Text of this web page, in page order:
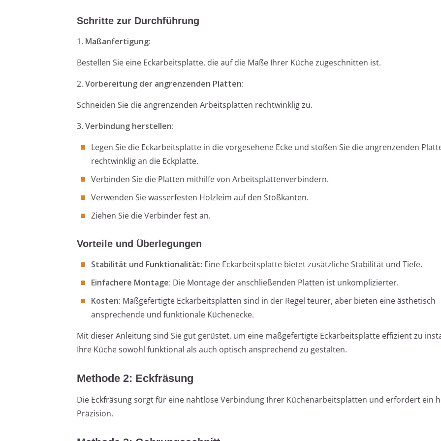
Schritte zur Durchführung
1. Maßanfertigung:
Bestellen Sie eine Eckarbeitsplatte, die auf die Maße Ihrer Küche zugeschnitten ist.
2. Vorbereitung der angrenzenden Platten:
Schneiden Sie die angrenzenden Arbeitsplatten rechtwinklig zu.
3. Verbindung herstellen:
Legen Sie die Eckarbeitsplatte in die vorgesehene Ecke und stoßen Sie die angrenzenden
rechtwinklig an die Eckplatte.
Verbinden Sie die Platten mithilfe von Arbeitsplattenverbindern.
Verwenden Sie wasserfesten Holzleim auf den Stoßkanten.
Ziehen Sie die Verbinder fest an.
Vorteile und Überlegungen
Stabilität und Funktionalität: Eine Eckarbeitsplatte bietet zusätzliche Stabilität und Tiefe.
Einfachere Montage: Die Montage der anschließenden Platten ist unkomplizierter.
Kosten: Maßgefertigte Eckarbeitsplatten sind in der Regel teurer, aber bieten eine ästhetisch
ansprechende und funktionale Küchenecke.
Mit dieser Anleitung sind Sie gut gerüstet, um eine maßgefertigte Eckarbeitsplatte effizient zu
Ihre Küche sowohl funktional als auch optisch ansprechend zu gestalten.
Methode 2: Eckfräsung
Die Eckfräsung sorgt für eine nahtlose Verbindung Ihrer Küchenarbeitsplatten und erfordert ein
Präzision.